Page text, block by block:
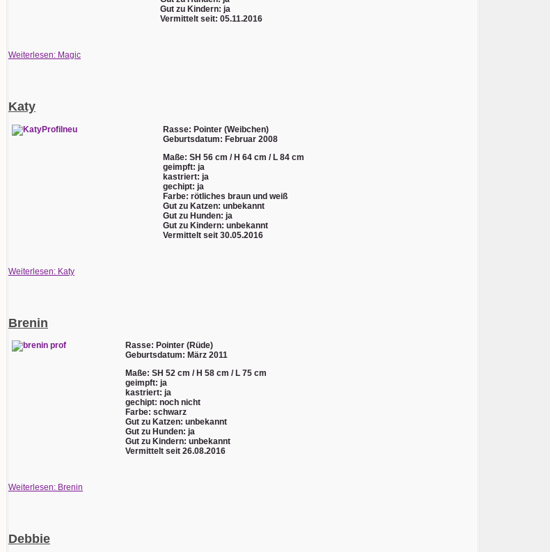
Gut zu Kindern: ja
Vermittelt seit: 05.11.2016
Weiterlesen: Magic
Katy
Rasse: Pointer (Weibchen)
Geburtsdatum: Februar 2008
Maße: SH 56 cm / H 64 cm / L 84 cm
geimpft: ja
kastriert: ja
gechipt: ja
Farbe: rötliches braun und weiß
Gut zu Katzen: unbekannt
Gut zu Hunden: ja
Gut zu Kindern: unbekannt
Vermittelt seit 30.05.2016
Weiterlesen: Katy
Brenin
Rasse: Pointer (Rüde)
Geburtsdatum: März 2011
Maße: SH 52 cm / H 58 cm / L 75 cm
geimpft: ja
kastriert: ja
gechipt: noch nicht
Farbe: schwarz
Gut zu Katzen: unbekannt
Gut zu Hunden: ja
Gut zu Kindern: unbekannt
Vermittelt seit 26.08.2016
Weiterlesen: Brenin
Debbie